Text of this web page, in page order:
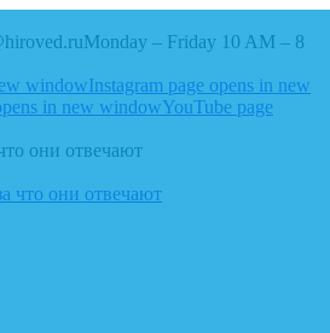
Monday – Friday 10 AM – 8
windowInstagram page opens in new
in new windowYouTube page
они отвечают